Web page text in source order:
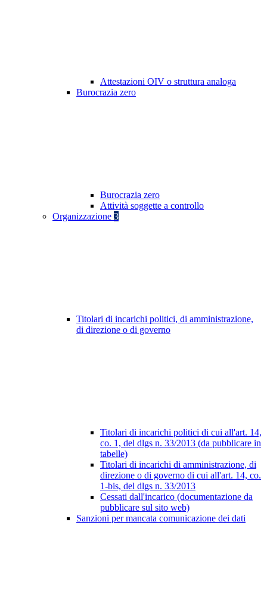
Attestazioni OIV o struttura analoga
Burocrazia zero
Burocrazia zero
Attività soggette a controllo
Organizzazione 3
Titolari di incarichi politici, di amministrazione,
di direzione o di governo
Titolari di incarichi politici di cui all'art. 14,
co. 1, del dlgs n. 33/2013 (da pubblicare in
tabelle)
Titolari di incarichi di amministrazione, di
direzione o di governo di cui all'art. 14, co.
1-bis, del dlgs n. 33/2013
Cessati dall'incarico (documentazione da
pubblicare sul sito web)
Sanzioni per mancata comunicazione dei dati